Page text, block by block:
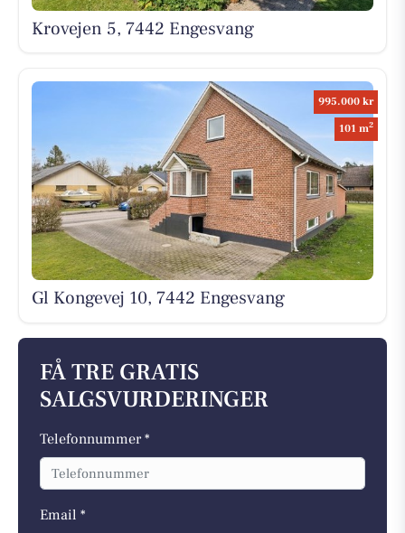
Krovejen 5, 7442 Engesvang
995.000 kr
101 m2
Gl Kongevej 10, 7442 Engesvang
FÅ TRE GRATIS
SALGSVURDERINGER
Telefonnummer *
Email *